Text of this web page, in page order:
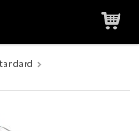
gelegt